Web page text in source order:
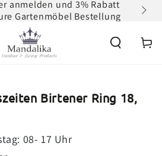
anmelden und 3% Rabatt
Gartenmöbel Bestellung
Birtener Ring 18,
08- 17 Uhr